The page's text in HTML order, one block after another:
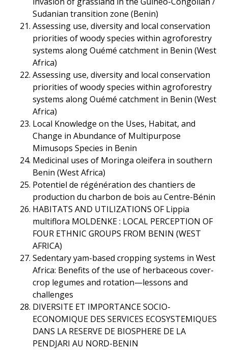
Sudanian transition zone (Benin)
Assessing use, diversity and local conservation
priorities of woody species within agroforestry
systems along Ouémé catchment in Benin (West
Africa)
Assessing use, diversity and local conservation
priorities of woody species within agroforestry
systems along Ouémé catchment in Benin (West
Africa)
Local Knowledge on the Uses, Habitat, and
Change in Abundance of Multipurpose
Mimusops Species in Benin
Medicinal uses of Moringa oleifera in southern
Benin (West Africa)
Potentiel de régénération des chantiers de
production du charbon de bois au Centre-Bénin
HABITATS AND UTILIZATIONS OF Lippia
multiflora MOLDENKE : LOCAL PERCEPTION OF
FOUR ETHNIC GROUPS FROM BENIN (WEST
AFRICA)
Sedentary yam-based cropping systems in West
Africa: Benefits of the use of herbaceous cover-
crop legumes and rotation—lessons and
challenges
DIVERSITE ET IMPORTANCE SOCIO-
ECONOMIQUE DES SERVICES ECOSYSTEMIQUES
DANS LA RESERVE DE BIOSPHERE DE LA
PENDJARI AU NORD-BENIN